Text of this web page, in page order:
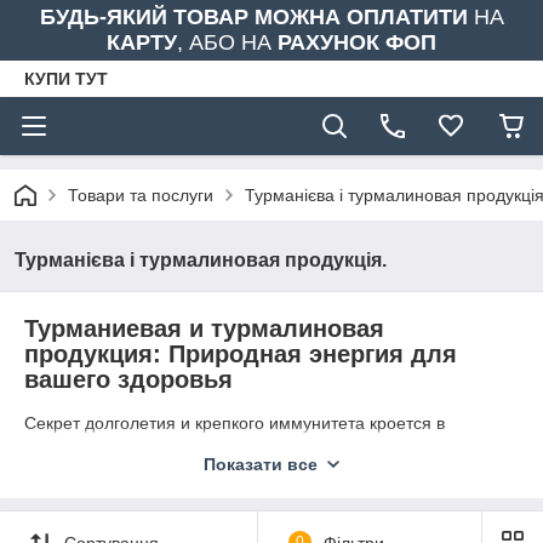
БУДЬ-ЯКИЙ ТОВАР МОЖНА ОПЛАТИТИ НА
КАРТУ, АБО НА РАХУНОК ФОП
КУПИ ТУТ
Товари та послуги Турманієва і турмалиновая
Турманієва і турмалиновая продукція.
Турманиевая и турмалиновая
продукция: Природная энергия для
вашего здоровья
Секрет долголетия и крепкого иммунитета кроется в
Наш интернет-магазин предлагает высококачественную
керамики— уникального сплава турмалина, германия и
эльвана. Этот биологически активный материал помогает
Показати все